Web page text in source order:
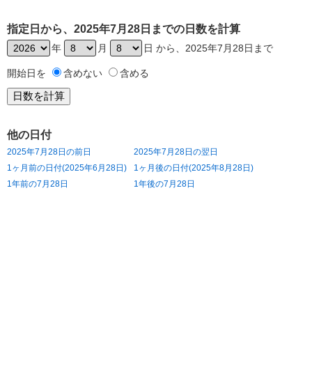
指定日から、2025年7月28日までの日数を計算
年 月 日 から、2025年7月28日まで
開始日を 含めない 含める
他の日付
2025年7月28日の前日
2025年7月28日の翌日
1ヶ月前の日付(2025年6月28日)
1ヶ月後の日付(2025年8月28日)
1年前の7月28日
1年後の7月28日